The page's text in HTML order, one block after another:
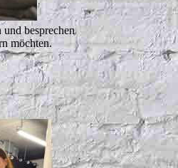
besprechen
möchten.